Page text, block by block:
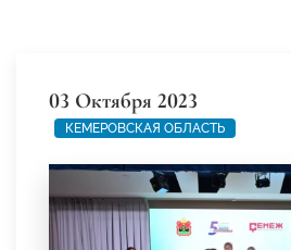
03 Октября 2023
КЕМЕРОВСКАЯ ОБЛАСТЬ